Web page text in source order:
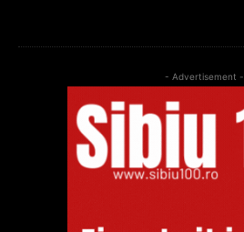
- Advertisement -